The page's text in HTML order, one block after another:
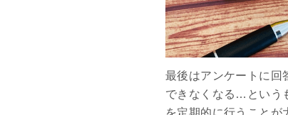
最後はアンケートに回
できなくなる…という
を定期的に行うこと